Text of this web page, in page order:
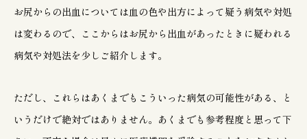
お尻からの出血については血の色や出方によって疑う病気や対処
は変わるので、ここからはお尻から出血があったときに疑われる
病気や対処法を少しご紹介します。
ただし、これらはあくまでもこういった病気の可能性がある、と
いうだけで絶対ではありません。あくまでも参考程度と思って下